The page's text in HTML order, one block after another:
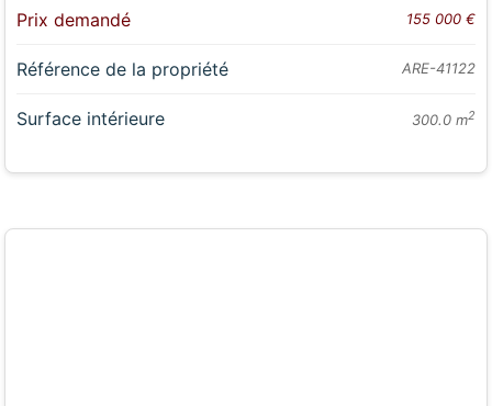
Prix demandé 155 000 €
Référence de la propriété ARE-41122
Surface intérieure 300.0 m2